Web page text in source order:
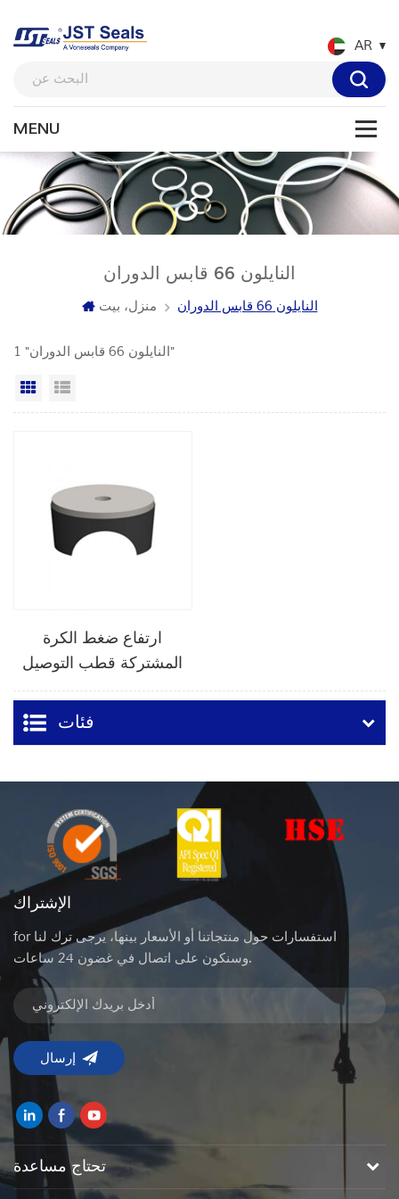
AR
النايلون 66 قابس الدوران
منزل، بيت النايلون 66 قابس الدوران
1 "النايلون 66 قابس الدوران"
عرض شبكي
ارتفاع ضغط الكرة
المشتركة قطب التوصيل
فئات
الإشتراك
for استفسارات حول منتجاتنا أو الأسعار بينها، يرجى ترك لنا
وسنكون على اتصال في غضون 24 ساعات.
تحتاج مساعدة